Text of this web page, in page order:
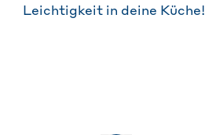
Leichtigkeit in deine Küche!